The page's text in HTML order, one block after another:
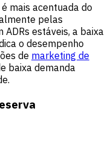
mais acentuada do
pelas
estáveis, a baixa
o desempenho
de marketing de
baixa demanda